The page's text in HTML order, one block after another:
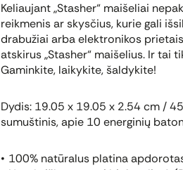
Keliaujant „Stasher“ maišeliai
reikmenis ar skysčius, kurie gali
drabužiai arba elektronikos
atskirus „Stasher“ maišelius. Ir tai
Gaminkite, laikykite, šaldykite!
Dydis: 19.05 x 19.05 x 2.54 cm /
sumuštinis, apie 10 energinių
100% natūralus platina